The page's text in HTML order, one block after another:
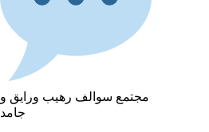
مجتمع سوالف رهيب ورايق و
جامد